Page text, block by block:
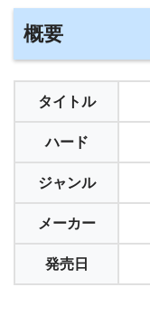
概要
タイトル
ハード
ジャンル
メーカー
発売日